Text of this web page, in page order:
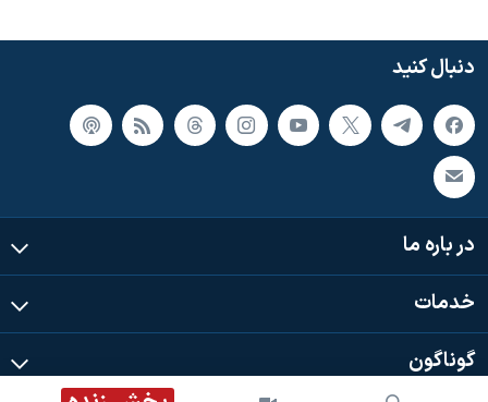
دنبال کنید
در باره ما
خدمات
گوناگون